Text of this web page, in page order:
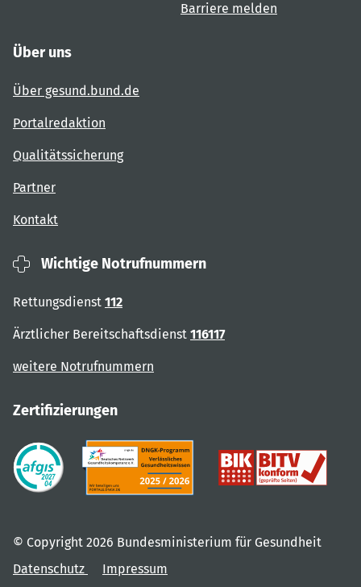
Barriere melden
Über uns
Über gesund.bund.de
Portalredaktion
Qualitätssicherung
Partner
Kontakt
Wichtige Notrufnummern
Rettungsdienst 112
Ärztlicher Bereitschaftsdienst 116117
weitere Notrufnummern
Zertifizierungen
© Copyright 2026 Bundesministerium für Gesundheit
Datenschutz
Impressum